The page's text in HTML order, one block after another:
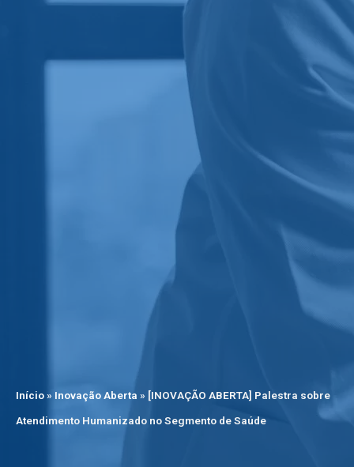
Início» Inovação Aberta » [INOVAÇÃO ABERTA] Palestra sobre
Atendimento Humanizado no Segmento de Saúde